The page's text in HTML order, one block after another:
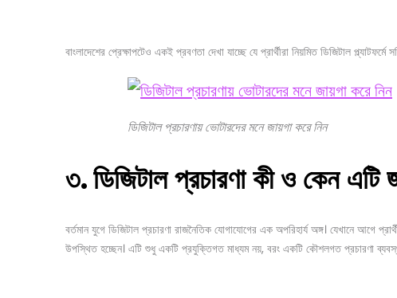
বাংলাদেশের প্রেক্ষাপটেও একই প্রবণতা দেখা যাচ্ছে যে প্রার্থীরা নিয়মিত ডিজিটাল
ডিজিটাল প্রচারণায় ভোটারদের মনে জায়গা করে নিন
৩.ডিজিটালপ্রচারণাকীও কেন এটি
বর্তমান যুগে ডিজিটাল প্রচারণা রাজনৈতিক যোগাযোগের এক অপরিহার্য অঙ্গ। যেখানে আগে
উপস্থিত হচ্ছেন। এটি শুধু একটি প্রযুক্তিগত মাধ্যম নয়, বরং একটি কৌশলগত প্রচারণা